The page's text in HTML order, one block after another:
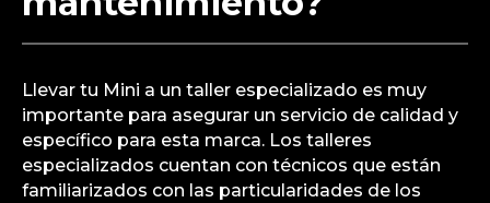
Llevar tu Mini a un taller especializado es muy
importante para asegurar un servicio de calidad y
específico para esta marca. Los talleres
especializados cuentan con técnicos que están
familiarizados con las particularidades de los